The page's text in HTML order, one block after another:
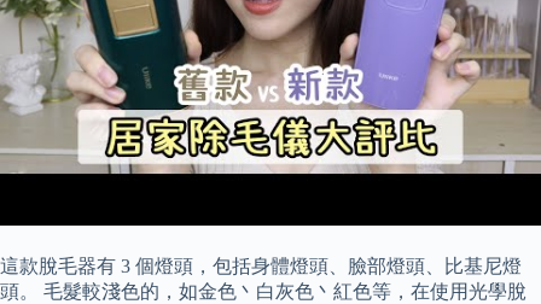
這款脫毛器有 3 個燈頭，包括身體燈頭、臉部燈頭、比基尼燈
頭。 毛髮較淺色的，如金色丶白灰色丶紅色等，在使用光學脫